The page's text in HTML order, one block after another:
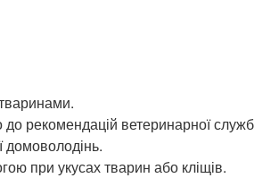
рекомендацій ветеринарної
домоволодінь.
при укусах тварин або кліщів.